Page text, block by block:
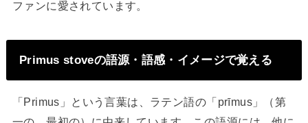
ファンに愛されています。
Primus stoveの語源・語感・イメージで覚える
「Primus」という言葉は、ラテン語の「prīmus」（第